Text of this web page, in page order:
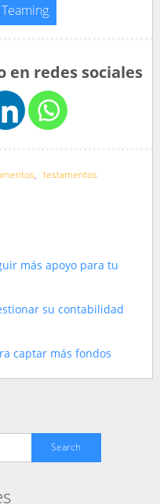
en redes sociales
, testamentos
más apoyo para tu
su contabilidad
captar más fondos